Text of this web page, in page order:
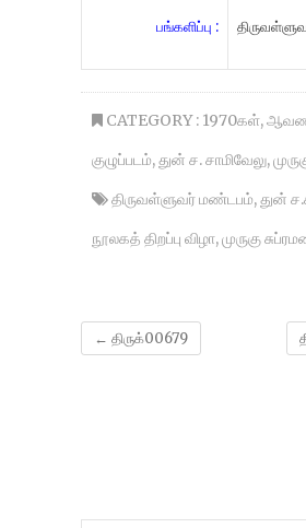
பங்களிப்பு :
CATEGORY : 1970கள்,
குழுப்படம்,துன் ச. சாமிவேலு,
திருவள்ளுவர் மண்டபம்,துன்
நூலகத் திறப்பு விழா,முருகு
← திருக்00679